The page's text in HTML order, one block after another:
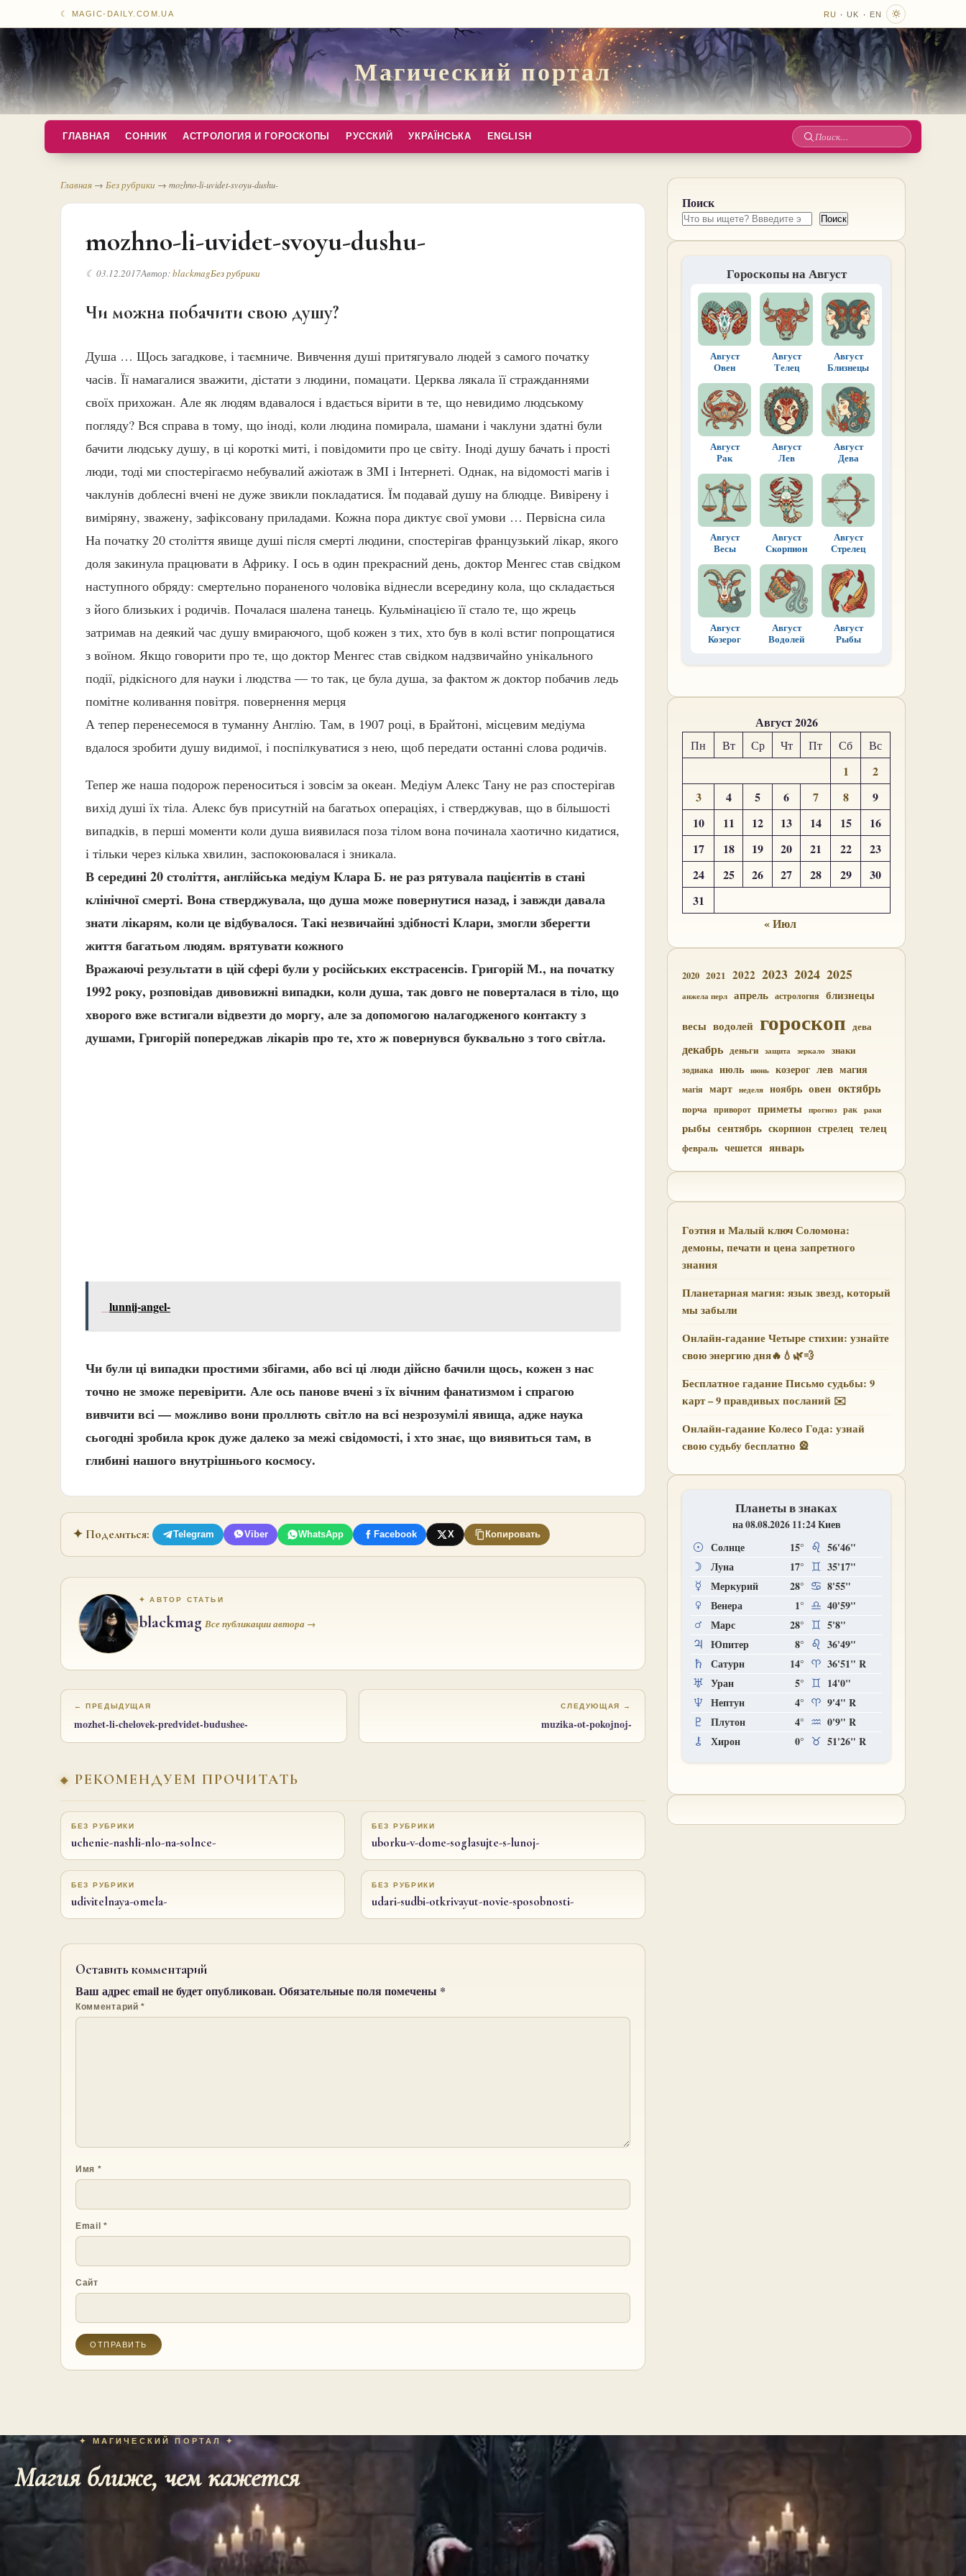
☾ MAGIC-DAILY.COM.UA RU · UK · EN
Магический портал
ГЛАВНАЯ СОННИК АСТРОЛОГИЯ И ГОРОСКОПЫ РУССКИЙ УКРАЇНСЬКА ENGLISH
Поиск
Главная → Без рубрики → mozhno-li-uvidet-svoyu-dushu-
mozhno-li-uvidet-svoyu-dushu-
☾ 03.12.2017Автор:blackmagБез рубрики
Чи можна побачити свою душу?
Душа … Щось загадкове, і таємниче. Вивчення душі притягувало людей з самого початку
часів. Її намагалися зважити, дістати з людини, помацати. Церква лякала її стражданнями
своїх прихожан. Але як людям вдавалося і вдається вірити в те, що невидимо людському
погляду? Вся справа в тому, що іноді, коли людина помирала, шамани і чаклуни здатні були
бачити людську душу, в ці короткі миті, і повідомити про це світу. Іноді душу бачать і прості
люди, тоді ми спостерігаємо небувалий ажіотаж в ЗМІ і Інтернеті. Однак, на відомості магів і
чаклунів доблесні вчені не дуже звикли покладатися. Їм подавай душу на блюдце. Вивірену і
виміряну, зважену, зафіксовану приладами. Кожна пора диктує свої умови … Первісна сила
На початку 20 століття явище душі після смерті людини, спостерігав французький лікар, якого
доля закинула працювати в Африку. І ось в один прекрасний день, доктор Менгес став свідком
наступного обряду: смертельно пораненого чоловіка віднесли всередину кола, що складається
з його близьких і родичів. Почалася шалена танець. Кульмінацією її стало те, що жрець
затримав на деякий час душу вмираючого, щоб кожен з тих, хто був в колі встиг попрощатися
з воїном. Якщо говорити про те, що доктор Менгес став свідком надзвичайно унікального
події, рідкісного для науки і людства — то так, це була душа, за фактом ж доктор побачив ледь
помітне коливання повітря. повернення мерця
А тепер перенесемося в туманну Англію. Там, в 1907 році, в Брайтоні, місцевим медіума
вдалося зробити душу видимої, і поспілкуватися з нею, щоб передати останні слова родичів.
Тепер же наша подорож переноситься і зовсім за океан. Медіум Алекс Тану не раз спостерігав
вихід душі їх тіла. Алекс був присутній на багатьох операціях, і стверджував, що в більшості
випадків, в перші моменти коли душа виявилася поза тілом вона починала хаотично кидатися,
і тільки через кілька хвилин, заспокоювалася і зникала.
В середині 20 століття, англійська медіум Клара Б. не раз рятувала пацієнтів в стані
клінічної смерті. Вона стверджувала, що душа може повернутися назад, і завжди давала
знати лікарям, коли це відбувалося. Такі незвичайні здібності Клари, змогли зберегти
життя багатьом людям. врятувати кожного
Вражаючі результати в цій сфері були у російських екстрасенсів. Григорій М., на початку
1992 року, розповідав дивовижні випадки, коли душа, так довго не поверталася в тіло, що
хворого вже встигали відвезти до моргу, але за допомогою налагодженого контакту з
душами, Григорій попереджав лікарів про те, хто ж повернувся буквально з того світла.
lunnij-angel-
Чи були ці випадки простими збігами, або всі ці люди дійсно бачили щось, кожен з нас
точно не зможе перевірити. Але ось панове вчені з їх вічним фанатизмом і спрагою
вивчити всі — можливо вони проллють світло на всі незрозумілі явища, адже наука
сьогодні зробила крок дуже далеко за межі свідомості, і хто знає, що виявиться там, в
глибині нашого внутрішнього космосу.
✦ Поделиться: Telegram Viber WhatsApp Facebook X Копировать
✦ АВТОР СТАТЬИ
blackmag Все публикации автора →
← ПРЕДЫДУЩАЯ
mozhet-li-chelovek-predvidet-budushee-
СЛЕДУЮЩАЯ →
muzika-ot-pokojnoj-
РЕКОМЕНДУЕМ ПРОЧИТАТЬ
БЕЗ РУБРИКИ
uchenie-nashli-nlo-na-solnce-
БЕЗ РУБРИКИ
uborku-v-dome-soglasujte-s-lunoj-
БЕЗ РУБРИКИ
udivitelnaya-omela-
БЕЗ РУБРИКИ
udari-sudbi-otkrivayut-novie-sposobnosti-
Оставить комментарий
Ваш адрес email не будет опубликован.Обязательные поля помечены *
Комментарий*
Имя *
Email*
Сайт
Поиск
Поиск
Гороскопы на Август
Август
Овен
Август
Телец
Август
Близнецы
Август
Рак
Август
Лев
Август
Дева
Август
Весы
Август
Скорпион
Август
Стрелец
Август
Козерог
Август
Водолей
Август
Рыбы
Август 2026
Пн Вт Ср Чт Пт Сб Вс
1
2
3
4 5 6 7 8
9
10
11 12 13 14 15
16
17
18 19 20 21 22
23
24
25 26 27 28 29
30
31
« Июл
2020 2021 2022 2023 2024 2025
анжела перл апрель астрология близнецы
весы водолей гороскоп дева
декабрь деньги защита зеркало знаки
зодиака июль июнь козерог лев магия
магія март неделя ноябрь овен октябрь
порча приворот приметы прогноз рак раки
рыбы сентябрь скорпион стрелец телец
февраль чешется январь
Гоэтия и Малый ключ Соломона:
демоны, печати и цена запретного
знания
Планетарная магия: язык звезд, который
мы забыли
Онлайн-гадание Четыре стихии: узнайте
свою энергию дня🔥💧🌿💨
Бесплатное гадание Письмо судьбы: 9
карт – 9 правдивых посланий ✉️
Онлайн-гадание Колесо Года: узнай
свою судьбу бесплатно 🎡
Планеты в знаках
на 08.08.2026 11:24 Киев
Солнце 15°
56'46"
Луна
17°
35'17"
Меркурий
28°
8'55"
Венера
1°
40'59"
Марс
28°
5'8"
Юпитер
8°
36'49"
Сатурн
14° 36'51" R
Уран
5°
14'0"
Нептун
4° 9'4" R
Плутон
4° 0'9" R
Хирон
0° 51'26" R
✦ МАГИЧЕСКИЙ ПОРТАЛ ✦
Магия ближе, чем кажется